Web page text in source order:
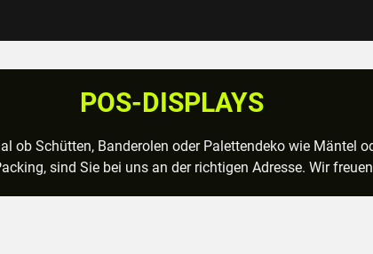
POS-DISPLAYS
ob Schütten, Banderolen oder Palettendeko wie Mäntel
sind Sie bei uns an der richtigen Adresse. Wir